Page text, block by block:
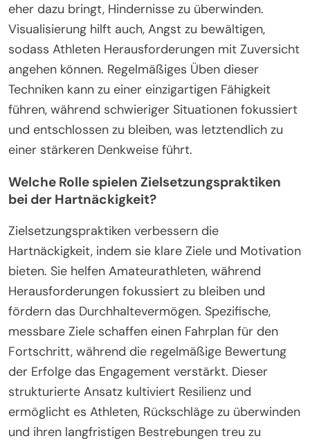
eher dazu bringt, Hindernisse zu überwinden.
Visualisierung hilft auch, Angst zu bewältigen,
sodass Athleten Herausforderungen mit Zuversicht
angehen können. Regelmäßiges Üben dieser
Techniken kann zu einer einzigartigen Fähigkeit
führen, während schwieriger Situationen fokussiert
und entschlossen zu bleiben, was letztendlich zu
einer stärkeren Denkweise führt.
Welche Rolle spielen Zielsetzungspraktiken
bei der Hartnäckigkeit?
Zielsetzungspraktiken verbessern die
Hartnäckigkeit, indem sie klare Ziele und Motivation
bieten. Sie helfen Amateurathleten, während
Herausforderungen fokussiert zu bleiben und
fördern das Durchhaltevermögen. Spezifische,
messbare Ziele schaffen einen Fahrplan für den
Fortschritt, während die regelmäßige Bewertung
der Erfolge das Engagement verstärkt. Dieser
strukturierte Ansatz kultiviert Resilienz und
ermöglicht es Athleten, Rückschläge zu überwinden
und ihren langfristigen Bestrebungen treu zu